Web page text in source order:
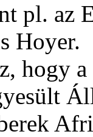
pl. az
Hoyer.
hogy